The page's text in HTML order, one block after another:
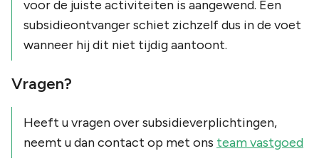
voor de juiste activiteiten is aangewend. Een
subsidieontvanger schiet zichzelf dus in de voet
wanneer hij dit niet tijdig aantoont.
Vragen?
Heeft u vragen over subsidieverplichtingen,
neemt u dan contact op met ons team vastgoed